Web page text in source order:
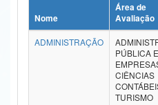
Ministério da Ciência, Tecnologia,
Ministério do Meio Ambiente
Ministério do Desenvolvimento Regional
Nome
Área de
Avaliação
ADMINISTRAÇÃO
PÚBLICA
CIÊNCIAS
TURISMO